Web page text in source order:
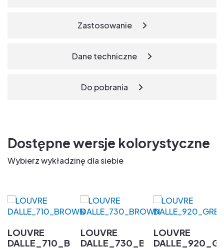
Zastosowanie
Dane techniczne
Do pobrania
Dostępne wersje kolorystyczne
Wybierz wykładzinę dla siebie
LOUVRE
DALLE_710_BROWN
LOUVRE
DALLE_730_BROWN
LOUVRE